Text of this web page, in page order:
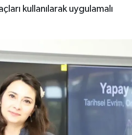
kullanılarak uygulamalı